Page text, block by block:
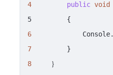
4
public void
5
6 Console.
7
8 ｝